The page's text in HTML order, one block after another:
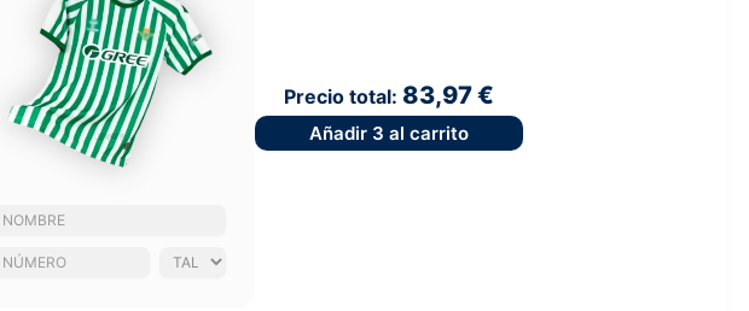
Precio total: 83,97 €
Añadir 3 al carrito